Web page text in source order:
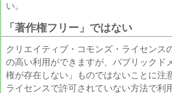
い。
「著作権フリー」ではない
クリエイティブ・コモンズ・ライセンス
の高い利用ができますが、パブリックド
権が存在しない」ものではないことに注
ライセンスで許可されていない方法で利